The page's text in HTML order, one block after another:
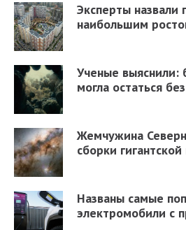
Эксперты назвали
наибольшим
Ученые выяснили:
могла остаться
Жемчужина
сборки гигантской
Названы самые
электромобили с